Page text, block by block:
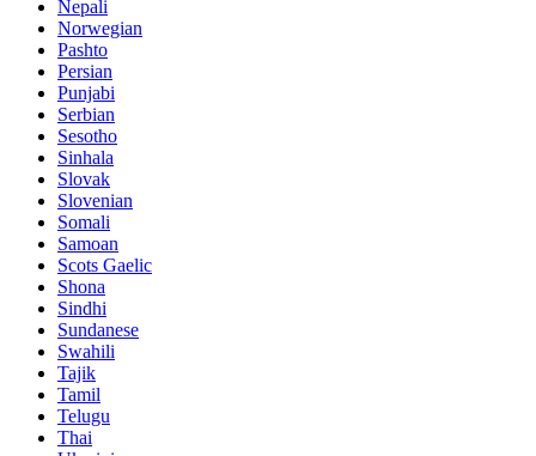
Nepali
Norwegian
Pashto
Persian
Punjabi
Serbian
Sesotho
Sinhala
Slovak
Slovenian
Somali
Samoan
Scots Gaelic
Shona
Sindhi
Sundanese
Swahili
Tajik
Tamil
Telugu
Thai